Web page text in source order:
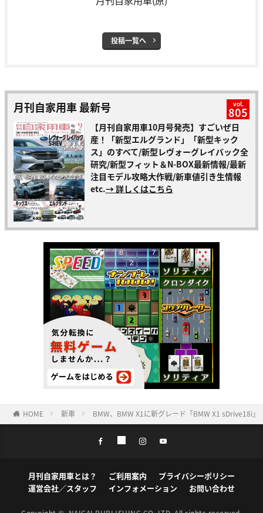
投稿一覧へ
月刊自家用車 最新号 vol.
805
【月刊自家用車10月号発売】すごいぜ日
産！「新型エルグランド」「新型キック
ス」のすべて/新型レヴォーグレイバック全
研究/新型フィット＆N-BOX最新情報/最新
注目モデル攻略大作戦/新車値引き生情報
etc.→ 詳しくはこちら
HOME 新車 BMW、BMW X1に新グレード「BMW X1 sDrive18i
月刊自家用車とは？ ご利用案内
プライバシーポリシー
運営会社／スタッフ
インフォメーション お問い合わせ